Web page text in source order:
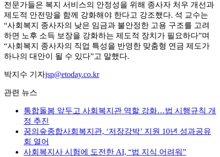
전문가들은 복지 서비스의 안정성을 위해 종사자 처우 개선과
제도적 안전망을 함께 강화해야 한다고 강조했다. 석 교수는
“사회복지 종사자의 낮은 임금과 불안정한 고용 구조를 고려
하면 노후 소득 보장을 강화하는 제도적 장치가 필요하다”며
“사회복지 종사자의 직업 특성을 반영한 맞춤형 연금 제도가
하나의 대안이 될 수 있다”고 말했다.
박지수 기자jsp@etoday.co.kr
관련 뉴스
통합돌봄 앞두고 사회복지관 역할 강화…법 시행규칙 개
정 추진
꿈의숲종합사회복지관, ‘저장강박’ 지원 10년 성과공유
회 열어
사회복지사 시험에 도전한 AI, “법 지식 어려워”